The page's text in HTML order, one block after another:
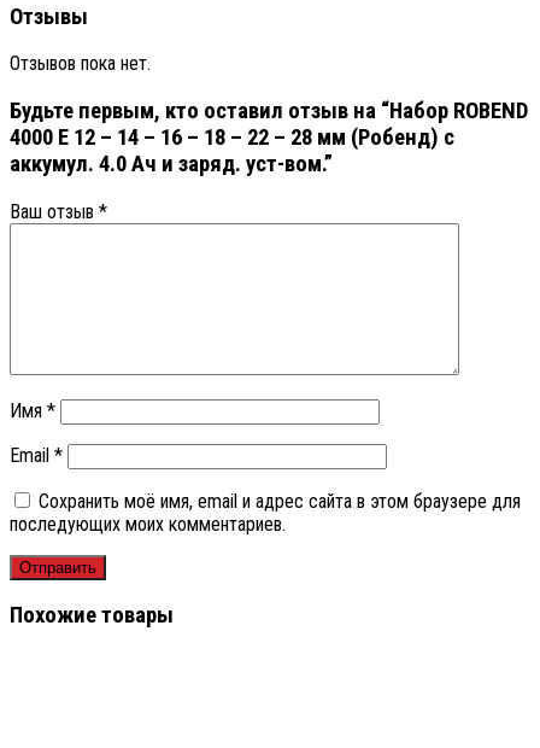
Отзывы
Отзывов пока нет.
Будьте первым, кто оставил отзыв на “Набор ROBEND
4000 Е 12 – 14 – 16 – 18 – 22 – 28 мм (Робенд) с
аккумул. 4.0 Ач и заряд. уст-вом.”
Ваш отзыв *
Имя *
Email *
Сохранить моё имя, email и адрес сайта в этом браузере для
последующих моих комментариев.
Похожие товары